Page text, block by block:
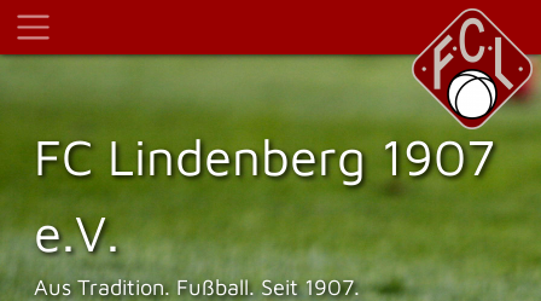
FC Lindenberg 1907
e.V.
Aus Tradition. Fußball. Seit 1907.